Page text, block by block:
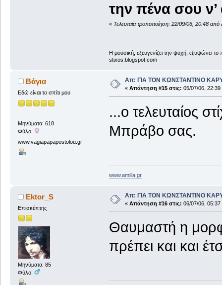
την πένα σου
« Τελευταία τροποποίηση: 22/09/06, 20:48
Η μουσική, εξευγενίζει την ψυχή, εξυψώνει
stixos.blogspot.com
Bάγια
Εδώ είναι το σπίτι μου
Μηνύματα: 618
Φύλο:
www.vagiapapapostolou.gr
Απ: ΓΙΑ ΤΟΝ ΚΩΝΣΤΑΝΤΙΝΟ
« Απάντηση #15 στις: 05/07/06, 22:39
...ο τελευταίος
Μπράβο σας.
www.amilla.gr
Ektor_S
Επισκέπτης
Μηνύματα: 85
Φύλο:
Απ: ΓΙΑ ΤΟΝ ΚΩΝΣΤΑΝΤΙΝΟ
« Απάντηση #16 στις: 06/07/06, 05:37
Θαυμαστή η
πρέπει και και